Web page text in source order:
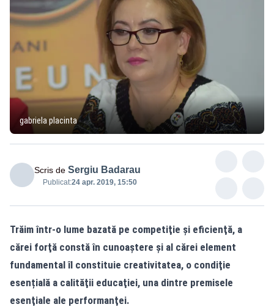
gabriela placinta
Scris de Sergiu Badarau
Publicat:24 apr. 2019, 15:50
Trăim într-o lume bazată pe competiţie şi eficienţă, a
cărei forţă constă în cunoaştere și al cărei element
fundamental îl constituie creativitatea, o condiţie
esențială a calităţii educaţiei, una dintre premisele
esenţiale ale performanţei.